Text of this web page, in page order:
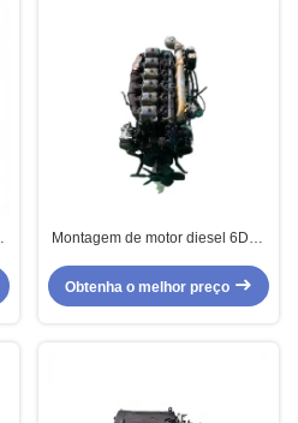
Montagem de motor diesel 6D22
a marca Mitsubishi FSH
Obtenha o melhor preço